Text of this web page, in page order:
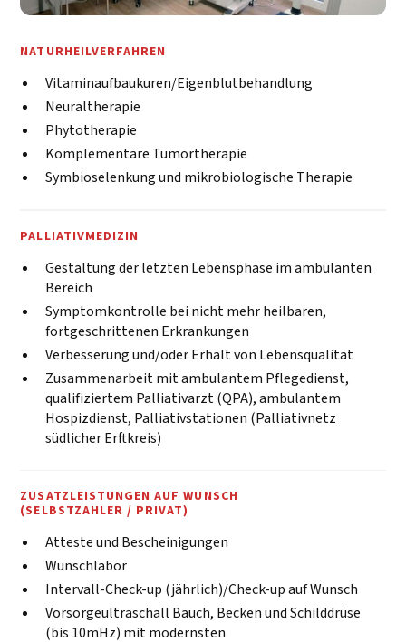
NATURHEILVERFAHREN
Vitaminaufbaukuren/Eigenblutbehandlung
Neuraltherapie
Phytotherapie
Komplementäre Tumortherapie
Symbioselenkung und mikrobiologische Therapie
PALLIATIVMEDIZIN
Gestaltung der letzten Lebensphase im ambulanten
Bereich
Symptomkontrolle bei nicht mehr heilbaren,
fortgeschrittenen Erkrankungen
Verbesserung und/oder Erhalt von Lebensqualität
Zusammenarbeit mit ambulantem Pflegedienst,
qualifiziertem Palliativarzt (QPA), ambulantem
Hospizdienst, Palliativstationen (Palliativnetz
südlicher Erftkreis)
ZUSATZLEISTUNGEN AUF WUNSCH
(SELBSTZAHLER / PRIVAT)
Atteste und Bescheinigungen
Wunschlabor
Intervall-Check-up (jährlich)/Check-up auf Wunsch
Vorsorgeultraschall Bauch, Becken und Schilddrüse
(bis 10mHz) mit modernsten